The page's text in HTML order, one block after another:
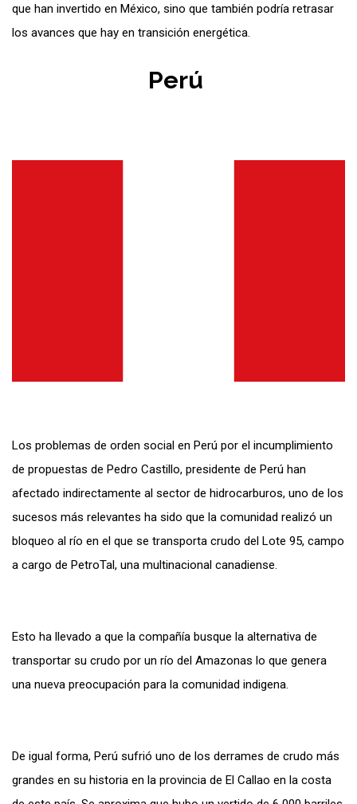
que han invertido en México, sino que también podría retrasar
los avances que hay en transición energética.
Perú
Los problemas de orden social en Perú por el incumplimiento
de propuestas de Pedro Castillo, presidente de Perú han
afectado indirectamente al sector de hidrocarburos, uno de los
sucesos más relevantes ha sido que la comunidad realizó un
bloqueo al río en el que se transporta crudo del Lote 95, campo
a cargo de PetroTal, una multinacional canadiense.
Esto ha llevado a que la compañía busque la alternativa de
transportar su crudo por un río del Amazonas lo que genera
una nueva preocupación para la comunidad indigena.
De igual forma, Perú sufrió uno de los derrames de crudo más
grandes en su historia en la provincia de El Callao en la costa